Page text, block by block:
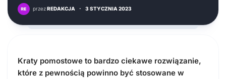
przezREDAKCJA · 3 STYCZNIA 2023
Kraty pomostowe to bardzo ciekawe rozwiązanie,
które z pewnością powinno być stosowane w